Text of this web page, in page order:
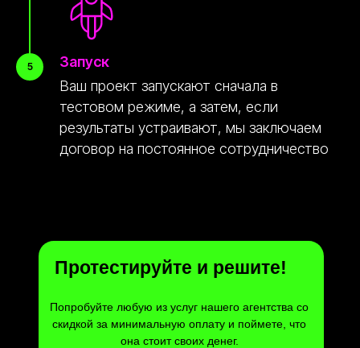
Запуск
Ваш проект запускают сначала в
тестовом режиме, а затем, если
результаты устраивают, мы заключаем
договор на постоянное сотрудничество
Попробуйте любую из услуг нашего агентства со
скидкой за минимальную оплату и поймете, что
она стоит своих денег.
Протестируйте и решите!